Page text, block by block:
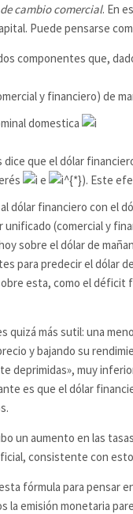
cambio comercial. En
Puede pensarse
componentes que,
y financiero) de
domestica
que el dólar
e
). Este
dólar financiero con el
(comercial y
sobre el dólar de
para predecir el dólar
esta, como el déficit
quizá más sutil: una
y bajando su
deprimidas», muy
es que el dólar
un aumento en las
consistente con
fórmula para pensar
la emisión monetaria